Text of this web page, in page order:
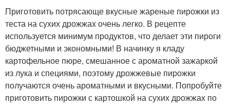
Приготовить потрясающе вкусные жареные пирожки из
теста на сухих дрожжах очень легко. В рецепте
используется минимум продуктов, что делает эти пироги
бюджетными и экономными! В начинку я кладу
картофельное пюре, смешанное с ароматной зажаркой
из лука и специями, поэтому дрожжевые пирожки
получаются очень ароматными и вкусными. Попробуйте
приготовить пирожки с картошкой на сухих дрожжах по